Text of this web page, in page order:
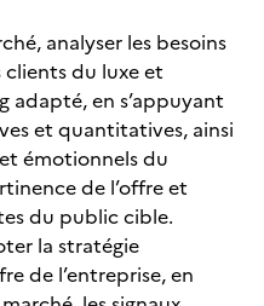
analyser les besoins
du luxe et
adapté, en s’appuyant
et quantitatives, ainsi
émotionnels du
de l’offre et
du public cible.
la stratégie
de l’entreprise, en